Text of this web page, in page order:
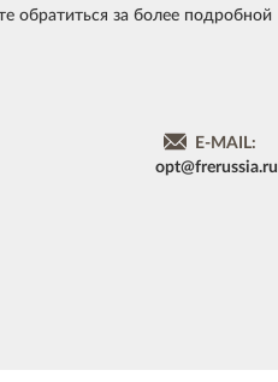
обратиться за более подробной
E-MAIL:
opt@frerussia.ru